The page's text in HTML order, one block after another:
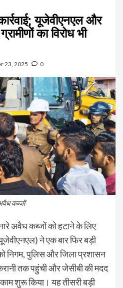
यूजेवीएनएल और
का विरोध भी
23, 2025 0
कब्जों
अवैध कब्जों को हटाने के लिए
ने एक बार फिर बड़ी
निगम, पुलिस और जिला प्रशासन
तक पहुंची और जेसीबी की मदद
शुरू किया। यह तीसरी बड़ी